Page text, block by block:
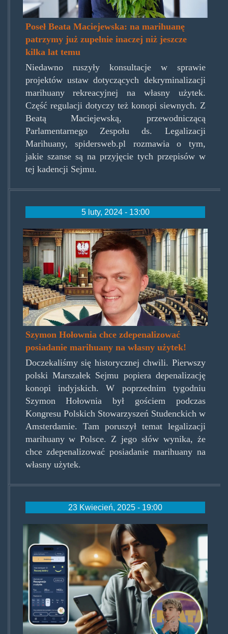
Poseł Beata Maciejewska: na marihuanę
patrzymy już zupełnie inaczej niż jeszcze
kilka lat temu
Niedawno ruszyły konsultacje w sprawie
projektów ustaw dotyczących dekryminalizacji
marihuany rekreacyjnej na własny użytek.
Część regulacji dotyczy też konopi siewnych. Z
Beatą Maciejewską, przewodniczącą
Parlamentarnego Zespołu ds. Legalizacji
Marihuany, spidersweb.pl rozmawia o tym,
jakie szanse są na przyjęcie tych przepisów w
tej kadencji Sejmu.
5 luty, 2024 - 13:00
holownia-
szymon-
hajp.jpg
Szymon Hołownia chce zdepenalizować
posiadanie marihuany na własny użytek!
Doczekaliśmy się historycznej chwili. Pierwszy
polski Marszałek Sejmu popiera depenalizację
konopi indyjskich. W poprzednim tygodniu
Szymon Hołownia był gościem podczas
Kongresu Polskich Stowarzyszeń Studenckich w
Amsterdamie. Tam poruszył temat legalizacji
marihuany w Polsce. Z jego słów wynika, że
chce zdepenalizować posiadanie marihuany na
własny użytek.
23 Kwiecień, 2025 - 19:00
cannabe-
a.jpg